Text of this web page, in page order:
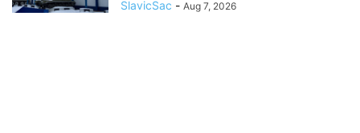
SlavicSac - Aug 7, 2026